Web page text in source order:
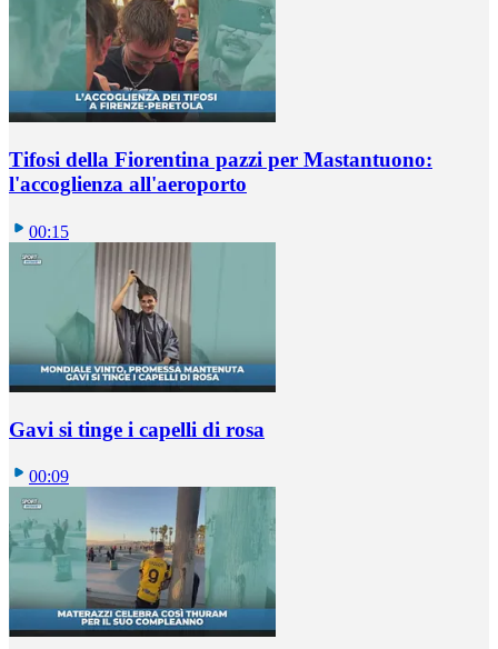
Tifosi della Fiorentina pazzi per Mastantuono:
l'accoglienza all'aeroporto
00:15
Gavi si tinge i capelli di rosa
00:09